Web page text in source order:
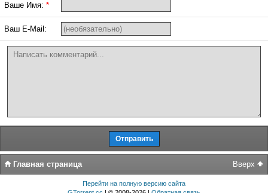
Ваше Имя: *
Ваш E-Mail:
Вверх
Главная страница
Перейти на полную версию сайта